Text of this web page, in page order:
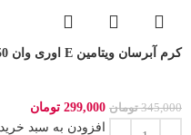
کرم آبرسان ویتامین E اوری وان 150 میل
345,000 تومان 299,000 تومان
افزودن به سبد خرید